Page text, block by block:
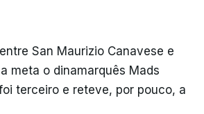
San Maurizio Canavese e
meta o dinamarquês Mads
terceiro e reteve, por pouco, a